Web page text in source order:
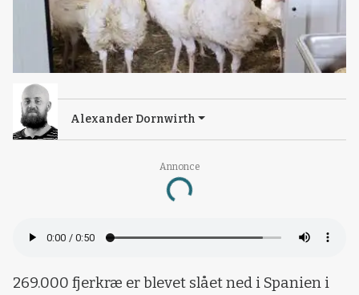
Annonce
Loading...
Alexander Dornwirth
269.000 fjerkræ er blevet slået ned i Spanien i